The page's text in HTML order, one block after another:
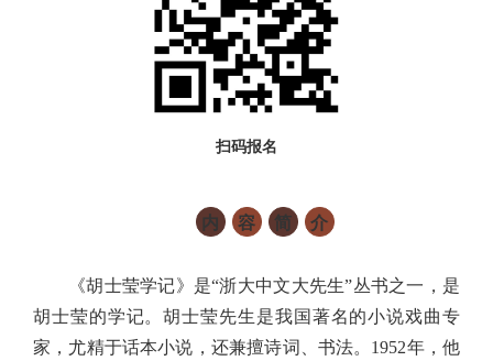
扫码报名
内 容 简 介
《胡士莹学记》是“浙大中文大先生”丛书之一，是
胡士莹的学记。胡士莹先生是我国著名的小说戏曲专
家，尤精于话本小说，还兼擅诗词、书法。1952年，他